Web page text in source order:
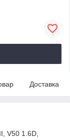
Доставка
V50 1.6D,